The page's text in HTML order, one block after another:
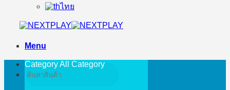
ไทย
Menu
Search
for:
Category All Category